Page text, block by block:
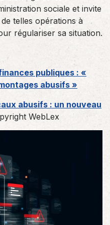
sociale et invite
telles opérations à
régulariser sa situation.
publiques : «
abusifs »
abusifs : un nouveau
WebLex